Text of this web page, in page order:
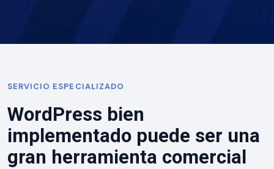
SERVICIO ESPECIALIZADO
WordPress bien
implementado puede ser una
gran herramienta comercial